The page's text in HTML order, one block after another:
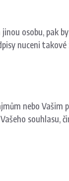
osobu, pak
nuceni
nebo
souhlasu,